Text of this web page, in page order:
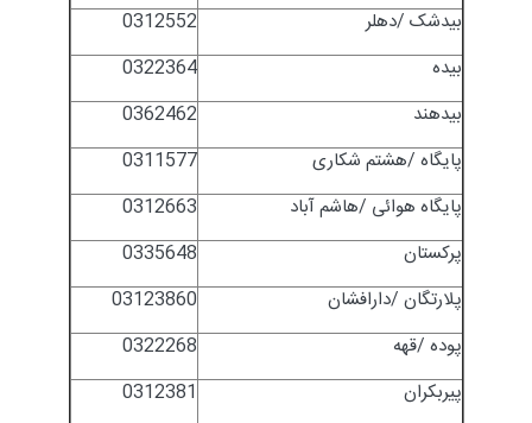
0312552
بیدشک /دهلر
0322364
بیده
0362462
بیدهند
0311577
پایگاه /هشتم شکاری
0312663
پایگاه هوائی /هاشم آباد
0335648
پرکستان
03123860
پلارتگان /دارافشان
0322268
پوده /قهه
0312381
پیربکران